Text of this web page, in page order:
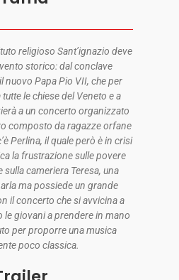
religioso Sant’ignazio deve
storico: dal conclave
nuovo Papa Pio VII, che per
le chiese del Veneto e a
a un concerto organizzato
composto da ragazzeorfane
Perlina, il quale però è in crisi
la frustrazionesulle povere
sulla cameriera Teresa, una
ma possiede un grande
il concerto che si avvicina a
le giovani aprendere in mano
per proporre una musica
poco classica.